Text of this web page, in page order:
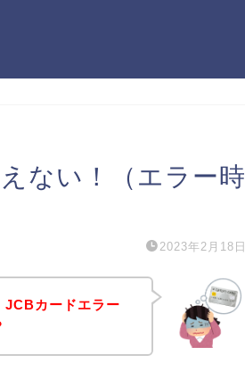
ない！（エラー時
2023年2月18日
JCBカードエラー